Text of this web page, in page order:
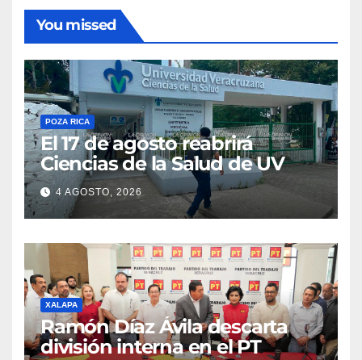
You missed
POZA RICA
El 17 de agosto reabrirá
Ciencias de la Salud de UV
4 AGOSTO, 2026
XALAPA
Ramón Díaz Ávila descarta
división interna en el PT